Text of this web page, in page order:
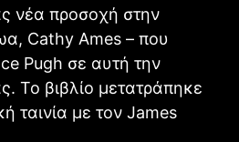
Teaser Trailer της Νέας
νέα προσοχή στην
Cathy Ames – που
Pugh σε αυτή την
Το βιβλίο μετατράπηκε
ταινία με τον James